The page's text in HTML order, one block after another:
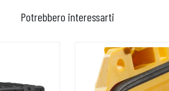
Potrebbero interessarti